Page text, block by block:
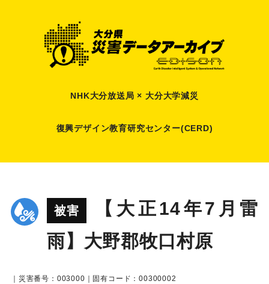
NHK大分放送局 × 大分大学減災
復興デザイン教育研究センター(CERD)
被害
【大正14年7月雷
雨】大野郡牧口村原
｜災害番号：003000｜固有コード：00300002